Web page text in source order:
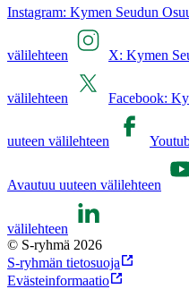
Instagram: Kymen Seudun
välilehteen X: Kymen
välilehteen Facebook:
uuteen välilehteen
Avautuu uuteen välilehteen
välilehteen
© S-ryhmä 2026
S-ryhmän tietosuoja
Evästeinformaatio